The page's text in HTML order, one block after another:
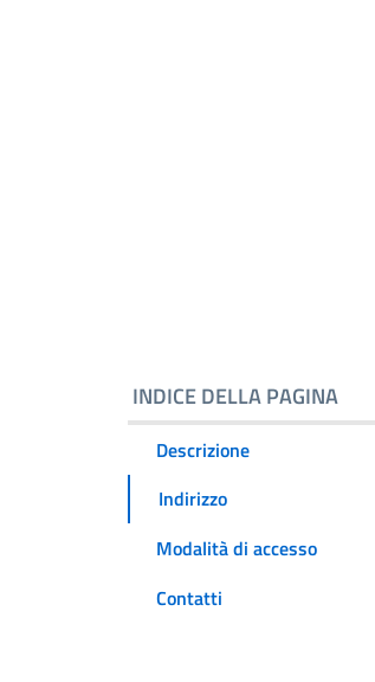
INDICE DELLA PAGINA
Descrizione
Indirizzo
Modalità di accesso
Contatti